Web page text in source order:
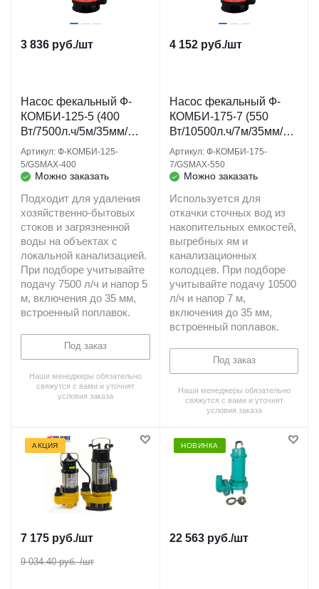
3 836 руб./шт
Насос фекальный Ф-
КОМБИ-125-5 (400
Вт/7500л.ч/5м/35мм/
кабель 10 м/встроенный
поплавок) (GSMAX-400)
JEMIX
Можно заказать
Артикул: Ф-КОМБИ-125-
5/GSMAX-400
Подходит для удаления
хозяйственно-бытовых
стоков и загрязненной
воды на объектах с
локальной канализацией.
При подборе учитывайте
подачу 7500 л/ч и напор 5
м, включения до 35 мм,
встроенный поплавок.
Под заказ
Наши менеджеры обязательно
свяжутся с вами и уточнят
условия заказа
4 152 руб./шт
Насос фекальный Ф-
КОМБИ-175-7 (550
Вт/10500л.ч/7м/35мм/
кабель 10 м/встроенный
поплавок) (GSMAX-550)
JEMIX
Можно заказать
Артикул: Ф-КОМБИ-175-
7/GSMAX-550
Используется для
откачки сточных вод из
накопительных емкостей,
выгребных ям и
канализационных
колодцев. При подборе
учитывайте подачу 10500
л/ч и напор 7 м,
включения до 35 мм,
встроенный поплавок.
Под заказ
Наши менеджеры обязательно
свяжутся с вами и уточнят
условия заказа
АКЦИЯ
7 175 руб./шт
9 034.40 руб. /шт
НОВИНКА
22 563 руб./шт